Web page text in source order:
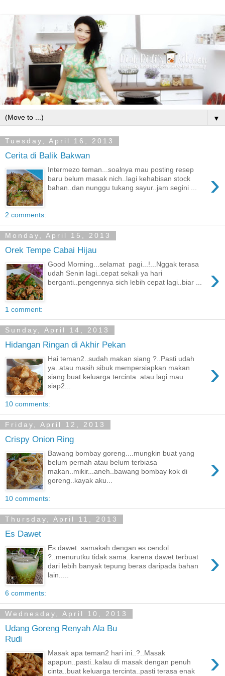
▼
Tuesday, April 16, 2013
Cerita di Balik Bakwan
›
Intermezo teman...soalnya mau posting resep
baru belum masak nich..lagi kehabisan stock
bahan..dan nunggu tukang sayur..jam segini ...
2 comments:
Monday, April 15, 2013
Orek Tempe Cabai Hijau
›
Good Morning...selamat pagi...!...Nggak terasa
udah Senin lagi..cepat sekali ya hari
berganti..pengennya sich lebih cepat lagi..biar ...
1 comment:
Sunday, April 14, 2013
Hidangan Ringan di Akhir Pekan
›
Hai teman2..sudah makan siang ?..Pasti udah
ya..atau masih sibuk mempersiapkan makan
siang buat keluarga tercinta..atau lagi mau
siap2...
10 comments:
Friday, April 12, 2013
Crispy Onion Ring
›
Bawang bombay goreng....mungkin buat yang
belum pernah atau belum terbiasa
makan..mikir...aneh..bawang bombay kok di
goreng..kayak aku...
10 comments:
Thursday, April 11, 2013
Es Dawet
›
Es dawet..samakah dengan es cendol
?..menurutku tidak sama..karena dawet terbuat
dari lebih banyak tepung beras daripada bahan
lain.....
6 comments:
Wednesday, April 10, 2013
Udang Goreng Renyah Ala Bu
Rudi
›
Masak apa teman2 hari ini..?..Masak
apapun..pasti..kalau di masak dengan penuh
cinta..buat keluarga tercinta..pasti terasa enak